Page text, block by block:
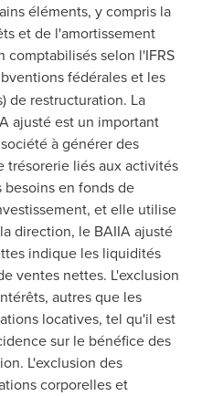
éléments, y compris la
et de l'amortissement
comptabilisés selon l'IFRS
fédérales et les
de restructuration. La
ajusté est un important
à générer des
trésorerie liés aux activités
en fonds de
et elle utilise
direction, le BAIIA ajusté
indique les liquidités
ventes nettes. L'exclusion
autres que les
locatives, tel qu'il est
sur le bénéfice des
L'exclusion des
corporelles et